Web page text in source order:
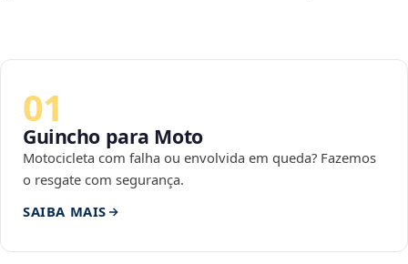
01
Guincho para Moto
Motocicleta com falha ou envolvida em queda? Fazemos
o resgate com segurança.
SAIBA MAIS